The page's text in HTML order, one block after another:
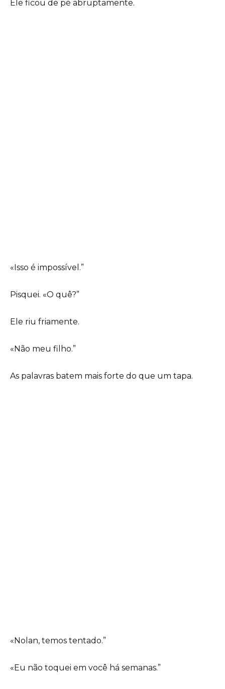
Ele ficou de pé abruptamente.
«Isso é impossível.”
Pisquei. «O quê?”
Ele riu friamente.
«Não meu filho.”
As palavras batem mais forte do que um tapa.
«Nolan, temos tentado.”
«Eu não toquei em você há semanas.”